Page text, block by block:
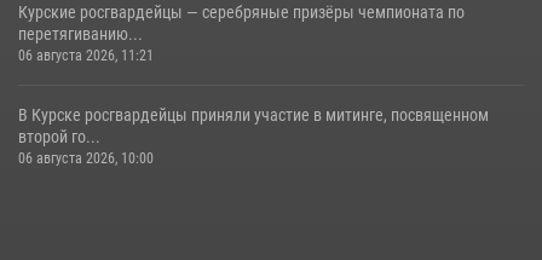
Курские росгвардейцы — серебряные призёры чемпионата по
перетягиванию...
06 августа 2026, 11:21
В Курске росгвардейцы приняли участие в митинге, посвященном
второй го...
06 августа 2026, 10:00